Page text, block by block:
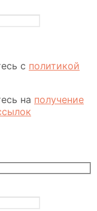
с политикой
на получение